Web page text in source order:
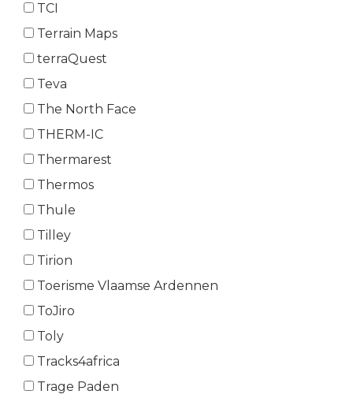
TCI
Terrain Maps
terraQuest
Teva
The North Face
THERM-IC
Thermarest
Thermos
Thule
Tilley
Tirion
Toerisme Vlaamse Ardennen
ToJiro
Toly
Tracks4africa
Trage Paden